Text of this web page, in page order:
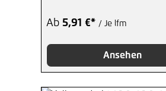
Ab 5,91 €* / Je lfm
Ansehen